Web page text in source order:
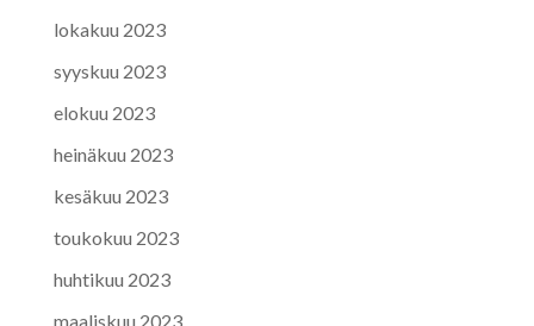
lokakuu 2023
syyskuu 2023
elokuu 2023
heinäkuu 2023
kesäkuu 2023
toukokuu 2023
huhtikuu 2023
maaliskuu 2023